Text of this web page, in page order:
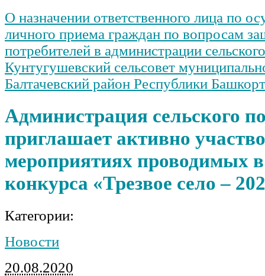
О назначении ответственного лица по
личного приема граждан по вопросам
потребителей в администрации
Кунтугушевский сельсовет
Балтачевский район Республики
Администрация сельского
приглашает активно
мероприятиях проводимых
конкурса «Трезвое село –
Категории:
Новости
20.08.2020